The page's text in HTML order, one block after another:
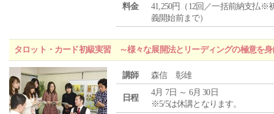
料金
41,250円（12回／一括前納支払※
義開始前まで）
タロット・カード初級実習 ～様々な展開法とリーディングの極意を身
講師 森信 彰雄
日程
4月 7日 ～ 6月 30日
※5/5は休講となります。